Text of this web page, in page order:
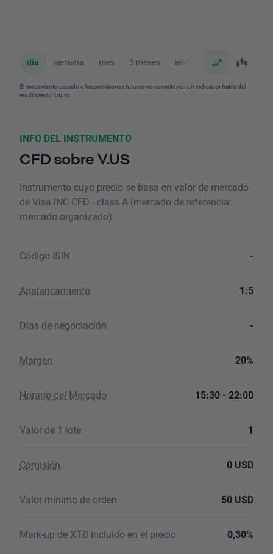
día semana mes 3 meses año
El rendimiento pasado o las previsiones futuras no constituyen un indicador fiable del
rendimiento futuro.
INFO DEL INSTRUMENTO
CFD sobre V.US
Instrumento cuyo precio se basa en valor de mercado
de Visa INC CFD - class A (mercado de referencia:
mercado organizado)
Código ISIN -
Apalancamiento 1:5
Días de negociación -
Margen 20%
Horario del Mercado 15:30 - 22:00
Valor de 1 lote 1
Comisión 0 USD
Valor mínimo de orden 50 USD
Mark-up de XTB incluido en el precio 0,30%